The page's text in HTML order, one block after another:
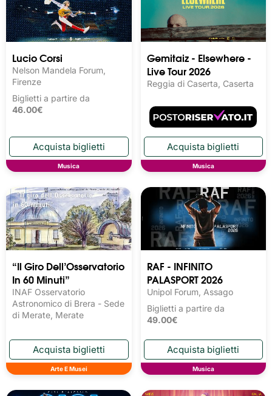
Lucio Corsi
Nelson Mandela Forum,
Firenze
Biglietti a partire da
46.00€
Musica
Gemitaiz - Elsewhere -
Live Tour 2026
Reggia di Caserta, Caserta
Musica
“Il Giro Dell’Osservatorio
In 60 Minuti”
INAF Osservatorio
Astronomico di Brera - Sede
di Merate, Merate
Arte E Musei
RAF - INFINITO
PALASPORT 2026
Unipol Forum, Assago
Biglietti a partire da
49.00€
Musica